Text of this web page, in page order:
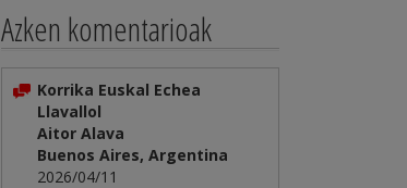
Azken komentarioak
Korrika Euskal Echea
Llavallol
Aitor Alava
Buenos Aires, Argentina
2026/04/11